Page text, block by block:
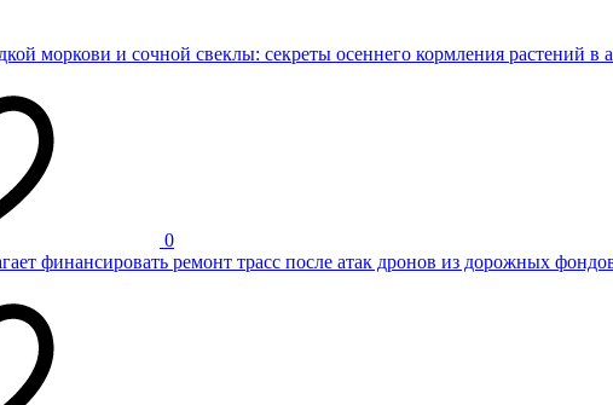
моркови и сочной свеклы: секреты осеннего кормления растений в
0
финансировать ремонт трасс после атак дронов из дорожных